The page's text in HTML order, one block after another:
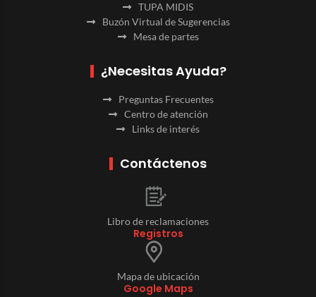
TUPA MIDIS
Buzón Virtual de Sugerencias
Mesa de partes
¿Necesitas Ayuda?
Preguntas Frecuentes
Centro de atención
Links de interés
Contáctenos
Libro de reclamaciones
Registros
Mapa de ubicación
Google Maps